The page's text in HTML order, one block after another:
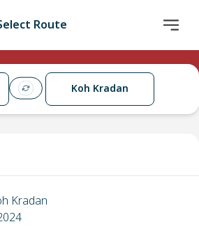
Route
Koh Kradan
Kradan